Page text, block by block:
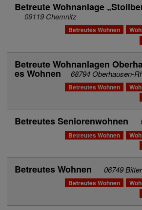
Betreute Wohnanlage
09119 Chemnitz
Betreutes Wohnen
Betreute Wohnanlagen
es Wohnen 68794 Oberhausen-
Betreutes Wohnen
Betreutes Seniorenwohnen
Betreutes Wohnen
Betreutes Wohnen 06749
Betreutes Wohnen